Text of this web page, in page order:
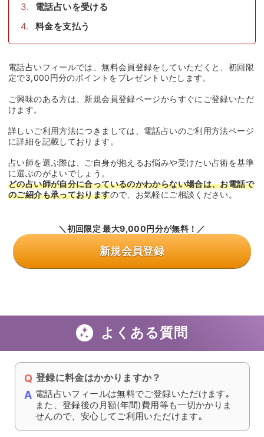
電話占いを受ける
料金を支払う
電話占いフィールでは、無料会員登録をしていただくと、初回限
定で3,000円分のポイントをプレゼントいたします。
ご興味のある方は、新規会員登録ページからすぐにご登録いただ
けます。
詳しいご利用方法につきましては、電話占いのご利用方法ページ
に詳細を記載しております。
占い師を選ぶ際は、ご自身が抱えるお悩みや受けたい占術を基準
に選ぶのがよいでしょう。
どの占い師が自分に合っているのかわからない場合は、お電話で
のご紹介も承っておりますので、お気軽にご相談ください。
＼初回限定 最大9,000円分が無料！／
新規会員登録
よくある質問
登録に料金はかかりますか？
電話占いフィールは無料でご登録いただけます｡
また、登録後の月額(年間)費用等も一切かかりま
せんので、安心してご利用いただけます｡